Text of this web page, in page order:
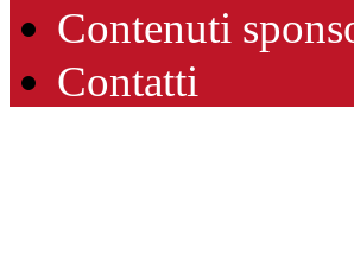
Contenuti
Contatti